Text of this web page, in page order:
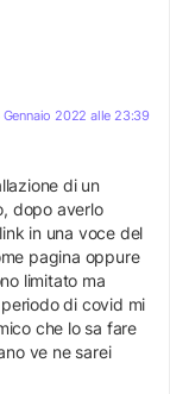
Gennaio 2022 alle 23:39
di un
dopo averlo
in una voce del
pagina oppure
limitato ma
di covid mi
che lo sa fare
ve ne sarei